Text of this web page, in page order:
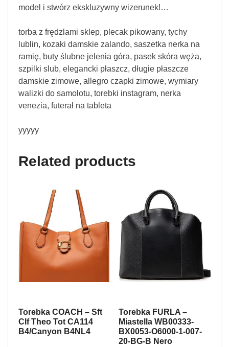
model i stwórz ekskluzywny wizerunek!…
torba z frędzlami sklep, plecak pikowany, tychy
lublin, kozaki damskie zalando, saszetka nerka na
ramię, buty ślubne jelenia góra, pasek skóra węża,
szpilki slub, elegancki płaszcz, długie płaszcze
damskie zimowe, allegro czapki zimowe, wymiary
walizki do samolotu, torebki instagram, nerka
venezia, futerał na tableta
yyyyy
Related products
Torebka COACH – Sft
Clf Theo Tot CA114
B4/Canyon B4NL4
Torebka FURLA –
Miastella WB00333-
BX0053-O6000-1-007-
20-BG-B Nero